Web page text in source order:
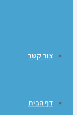
צור קשר
דף הבית